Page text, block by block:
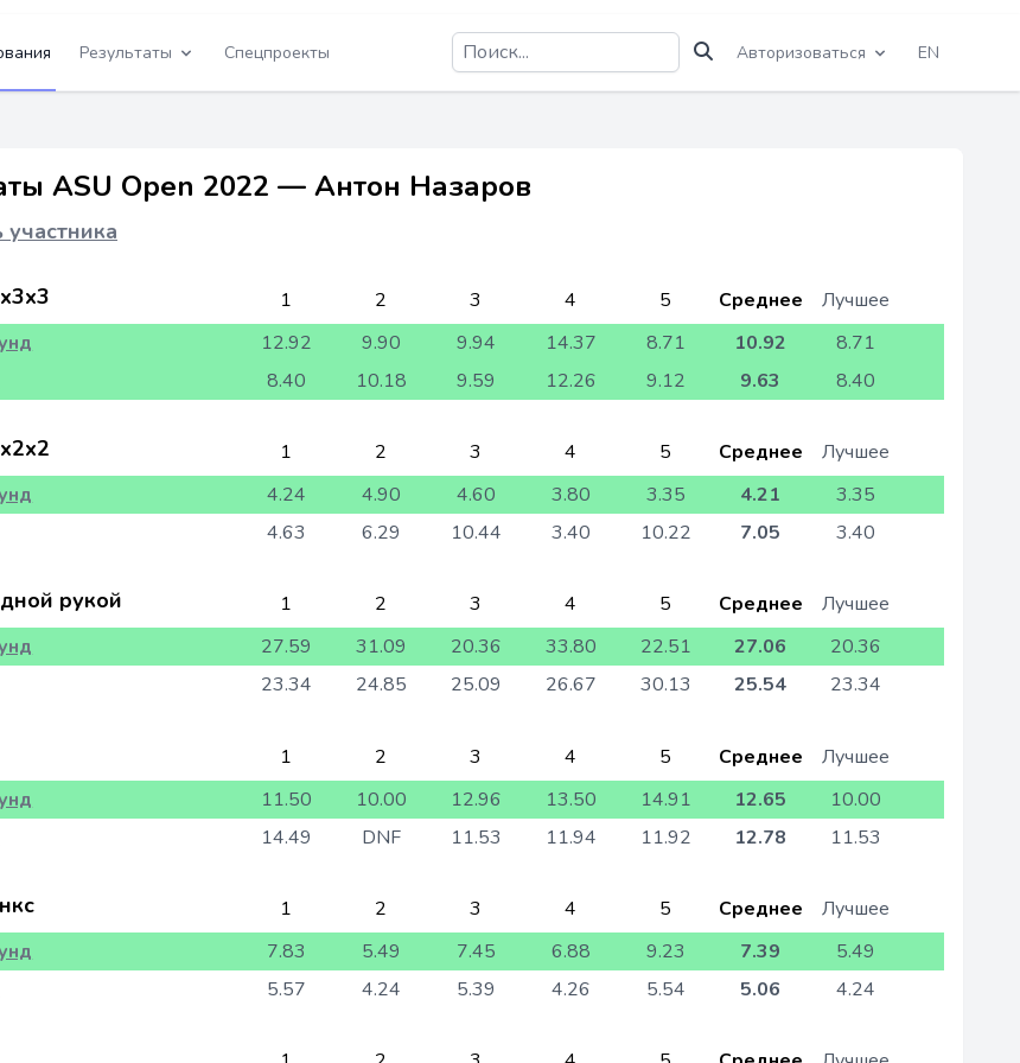
Результаты Спецпроекты Авторизоваться EN
ASU Open 2022 — Антон Назаров
1 2 3 4 5 Среднее
Лучшее
12.92 9.90 9.94 14.37 8.71 10.92
8.71
8.40 10.18 9.59 12.26 9.12 9.63 8.40
1 2 3 4 5 Среднее
Лучшее
4.24 4.90 4.60 3.80 3.35 4.21
3.35
4.63 6.29 10.44 3.40 10.22 7.05 3.40
рукой 1 2 3 4 5 Среднее
Лучшее
27.59 31.09 20.36 33.80 22.51 27.06
20.36
23.34 24.85 25.09 26.67 30.13 25.54 23.34
1 2 3 4 5 Среднее
Лучшее
11.50 10.00 12.96 13.50 14.91 12.65
10.00
14.49 DNF 11.53 11.94 11.92 12.78 11.53
1 2 3 4 5 Среднее
Лучшее
7.83 5.49 7.45 6.88 9.23 7.39
5.49
5.57 4.24 5.39 4.26 5.54 5.06 4.24